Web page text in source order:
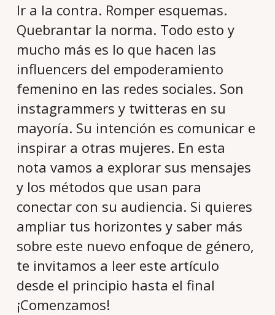
Ir a la contra. Romper esquemas.
Quebrantar la norma. Todo esto y
mucho más es lo que hacen las
influencers del empoderamiento
femenino en las redes sociales. Son
instagrammers y twitteras en su
mayoría. Su intención es comunicar e
inspirar a otras mujeres. En esta
nota vamos a explorar sus mensajes
y los métodos que usan para
conectar con su audiencia. Si quieres
ampliar tus horizontes y saber más
sobre este nuevo enfoque de género,
te invitamos a leer este artículo
desde el principio hasta el final
¡Comenzamos!